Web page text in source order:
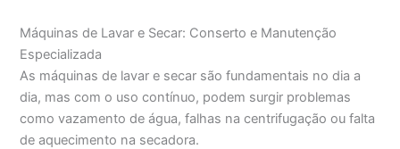
Máquinas de Lavar e Secar: Conserto e Manutenção
Especializada
As máquinas de lavar e secar são fundamentais no dia a
dia, mas com o uso contínuo, podem surgir problemas
como vazamento de água, falhas na centrifugação ou falta
de aquecimento na secadora.